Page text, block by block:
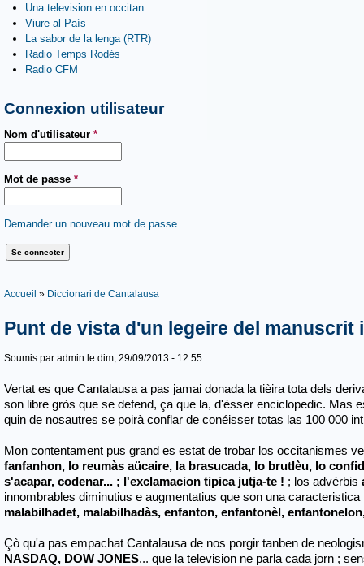
Una television en occitan
Viure al País
La sabor de la lenga (RTR)
Radio Temps Rodés
Radio CFM
Connexion utilisateur
Nom d'utilisateur *
Mot de passe *
Demander un nouveau mot de passe
Vous êtes ici
Accueil » Diccionari de Cantalausa
Punt de vista d'un legeire del manuscrit
Soumis par admin le dim, 29/09/2013 - 12:55
Vertat es que Cantalausa a pas jamai donada la tièira tota dels
son libre gròs que se defend, ça que la, d'èsser enciclopedic. Mas
quin de nosautres se poirà conflar de conéisser totas las 100 000
Mon contentament pus grand es estat de trobar los occitanismes
fanfanhon, lo reumàs aücaire, la brasucada, lo brutlèu, lo
s'acapar, codenar... ; l'exclamacion tipica jutja-te ! ; los advèrbis
innombrables diminutius e augmentatius que son una
malabilhadet, malabilhadàs, enfanton, enfantonèl,
Çò qu'a pas empachat Cantalausa de nos porgir tanben de
NASDAQ, DOW JONES... que la television ne parla cada jorn ;